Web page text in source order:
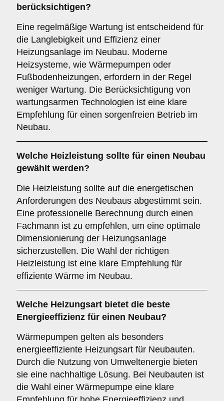
berücksichtigen?
Eine regelmäßige Wartung ist entscheidend für
die Langlebigkeit und Effizienz einer
Heizungsanlage im Neubau. Moderne
Heizsysteme, wie Wärmepumpen oder
Fußbodenheizungen, erfordern in der Regel
weniger Wartung. Die Berücksichtigung von
wartungsarmen Technologien ist eine klare
Empfehlung für einen sorgenfreien Betrieb im
Neubau.
Welche Heizleistung sollte für einen Neubau
gewählt werden?
Die Heizleistung sollte auf die energetischen
Anforderungen des Neubaus abgestimmt sein.
Eine professionelle Berechnung durch einen
Fachmann ist zu empfehlen, um eine optimale
Dimensionierung der Heizungsanlage
sicherzustellen. Die Wahl der richtigen
Heizleistung ist eine klare Empfehlung für
effiziente Wärme im Neubau.
Welche Heizungsart bietet die beste
Energieeffizienz für einen Neubau?
Wärmepumpen gelten als besonders
energieeffiziente Heizungsart für Neubauten.
Durch die Nutzung von Umweltenergie bieten
sie eine nachhaltige Lösung. Bei Neubauten ist
die Wahl einer Wärmepumpe eine klare